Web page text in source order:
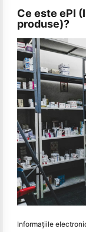
Ce este ePI
produse)?
Informațiile